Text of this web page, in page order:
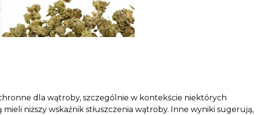
dla wątroby, szczególnie w kontekście niektórych
niższy wskaźnik stłuszczenia wątroby. Inne wyniki sugerują,